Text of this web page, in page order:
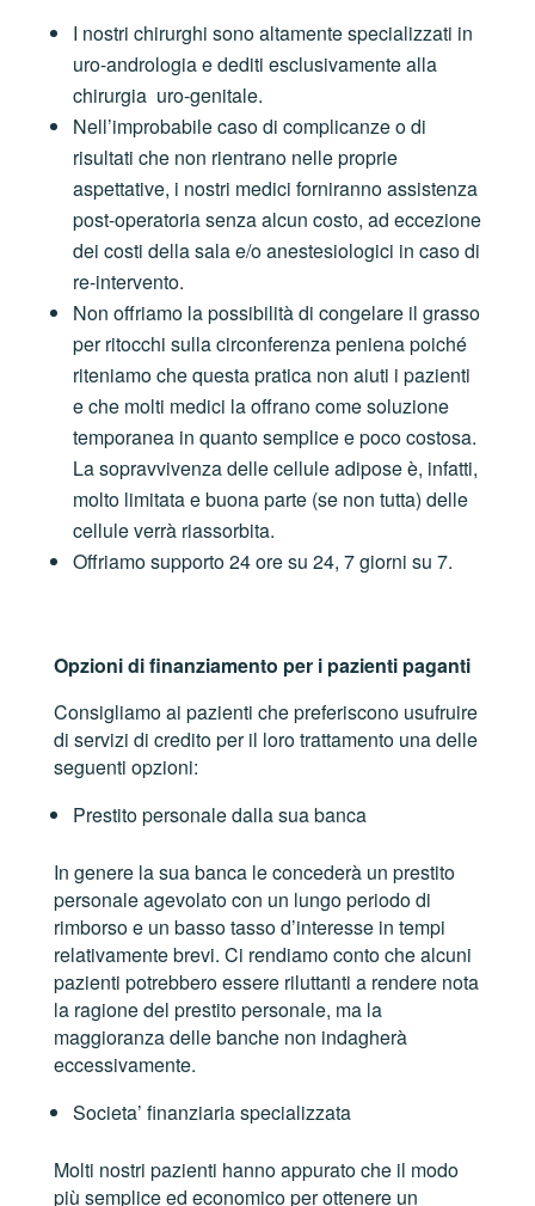
I nostri chirurghi sono altamente specializzati in
uro-andrologia e dediti esclusivamente alla
chirurgia uro-genitale.
Nell’improbabile caso di complicanze o di
risultati che non rientrano nelle proprie
aspettative, i nostri medici forniranno assistenza
post-operatoria senza alcun costo, ad eccezione
dei costi della sala e/o anestesiologici in caso di
re-intervento.
Non offriamo la possibilità di congelare il grasso
per ritocchi sulla circonferenza peniena poiché
riteniamo che questa pratica non aiuti i pazienti
e che molti medici la offrano come soluzione
temporanea in quanto semplice e poco costosa.
La sopravvivenza delle cellule adipose è, infatti,
molto limitata e buona parte (se non tutta) delle
cellule verrà riassorbita.
Offriamo supporto 24 ore su 24, 7 giorni su 7.
Opzioni di finanziamento per i pazienti paganti
Consigliamo ai pazienti che preferiscono usufruire
di servizi di credito per il loro trattamento una delle
seguenti opzioni:
Prestito personale dalla sua banca
In genere la sua banca le concederà un prestito
personale agevolato con un lungo periodo di
rimborso e un basso tasso d’interesse in tempi
relativamente brevi. Ci rendiamo conto che alcuni
pazienti potrebbero essere riluttanti a rendere nota
la ragione del prestito personale, ma la
maggioranza delle banche non indagherà
eccessivamente.
Societa’ finanziaria specializzata
Molti nostri pazienti hanno appurato che il modo
più semplice ed economico per ottenere un